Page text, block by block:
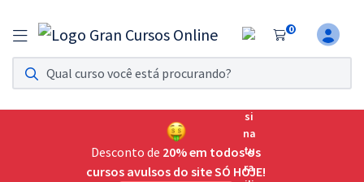
0
Assinatura Ilimitada 11
Acesso a todos os cursos. Teste grátis por 7 dias!
Assinatura OAB Até Passar
Acesso ilimitado a toda preparação para o Exame da
Desconto de 20% em todos os
cursos avulsos do site SÓ HOJE!